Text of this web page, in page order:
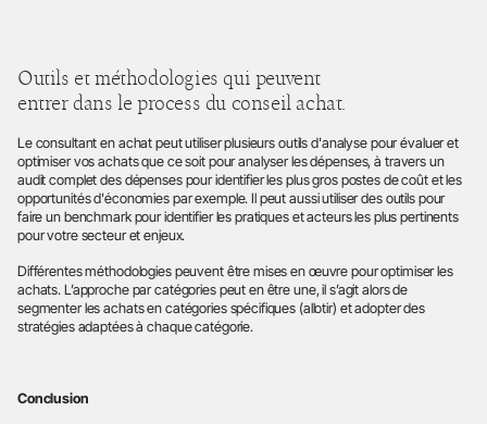
Outils et méthodologies qui peuvent
entrer dans le process du conseil achat.
Le consultant en achat peut utiliser plusieurs outils d'analyse pour évaluer et
optimiser vos achats que ce soit pour analyser les dépenses, à travers un
audit complet des dépenses pour identifier les plus gros postes de coût et les
opportunités d'économies par exemple. Il peut aussi utiliser des outils pour
faire un benchmark pour identifier les pratiques et acteurs les plus pertinents
pour votre secteur et enjeux.
Différentes méthodologies peuvent être mises en œuvre pour optimiser les
achats. L’approche par catégories peut en être une, il s’agit alors de
segmenter les achats en catégories spécifiques (allotir) et adopter des
stratégies adaptées à chaque catégorie.
Conclusion